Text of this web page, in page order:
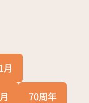
1月
70周年